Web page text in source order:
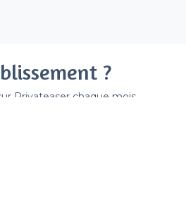
?
Privateaser chaque mois.